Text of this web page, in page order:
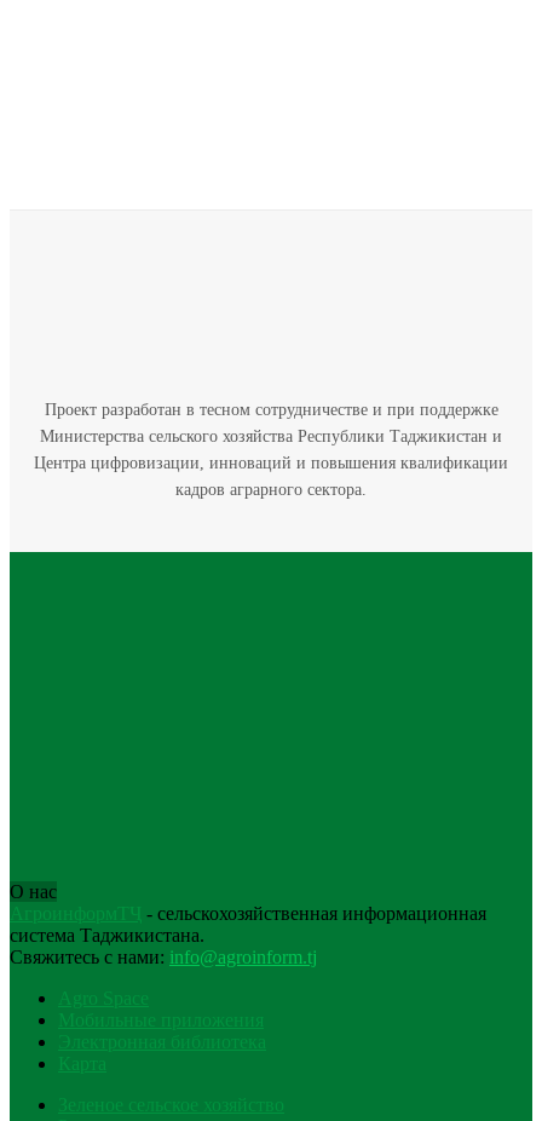
Проект разработан в тесном сотрудничестве и при поддержке
Министерства сельского хозяйства Республики Таджикистан и
Центра цифровизации, инноваций и повышения квалификации
кадров аграрного сектора.
О нас
АгроинформТҶ - сельскохозяйственная информационная
система Таджикистана.
Свяжитесь с нами: info@agroinform.tj
Agro Space
Мобильные приложения
Электронная библиотека
Карта
Зеленое сельское хозяйство